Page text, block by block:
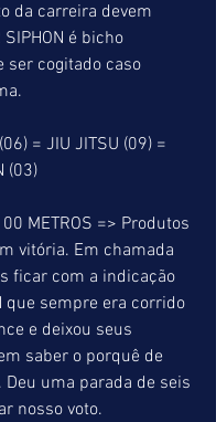
da carreira devem
é bicho
ser cogitado caso
= JIU JITSU (09) =
(03)
METROS => Produtos
vitória. Em chamada
ficar com a indicação
que sempre era corrido
e deixou seus
saber o porquê de
uma parada de seis
nosso voto.